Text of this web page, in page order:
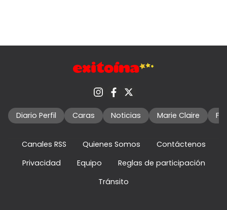
Diario Perfil Caras Noticias Marie Claire
Canales RSS Quienes Somos
Contáctenos
Privacidad
Equipo
Reglas de participación
Tránsito